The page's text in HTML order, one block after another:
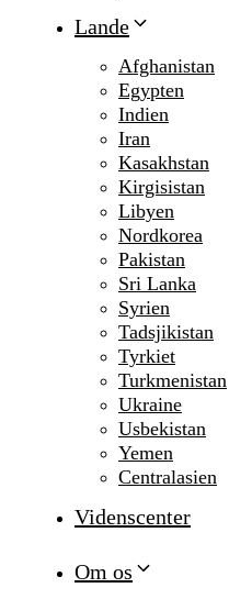
Lande
Afghanistan
Egypten
Indien
Iran
Kasakhstan
Kirgisistan
Libyen
Nordkorea
Pakistan
Sri Lanka
Syrien
Tadsjikistan
Tyrkiet
Turkmenistan
Ukraine
Usbekistan
Yemen
Centralasien
Videnscenter
Om os